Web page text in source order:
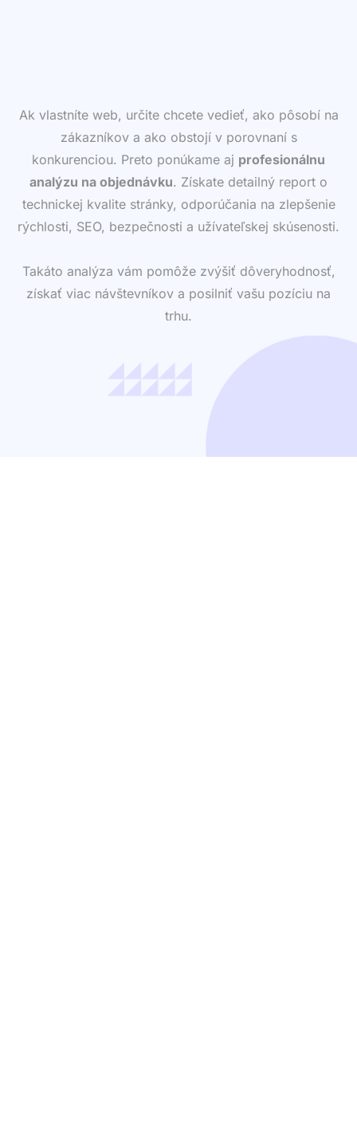
Ak vlastníte web, určite chcete vedieť, ako pôsobí na
zákazníkov a ako obstojí v porovnaní s
konkurenciou. Preto ponúkame aj profesionálnu
analýzu na objednávku. Získate detailný report o
technickej kvalite stránky, odporúčania na zlepšenie
rýchlosti, SEO, bezpečnosti a užívateľskej skúsenosti.
Takáto analýza vám pomôže zvýšiť dôveryhodnosť,
získať viac návštevníkov a posilniť vašu pozíciu na
trhu.